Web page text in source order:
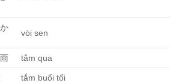
vòi sen
tắm qua
tắm buổi tối